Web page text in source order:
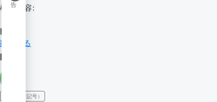
告
検索内容:
pep
翻訳する
pep
IPA（発音記号）